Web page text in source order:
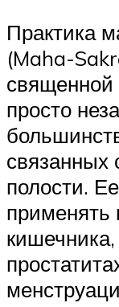
Практика
(Maha-
священной
просто
связанных
полости.
применять